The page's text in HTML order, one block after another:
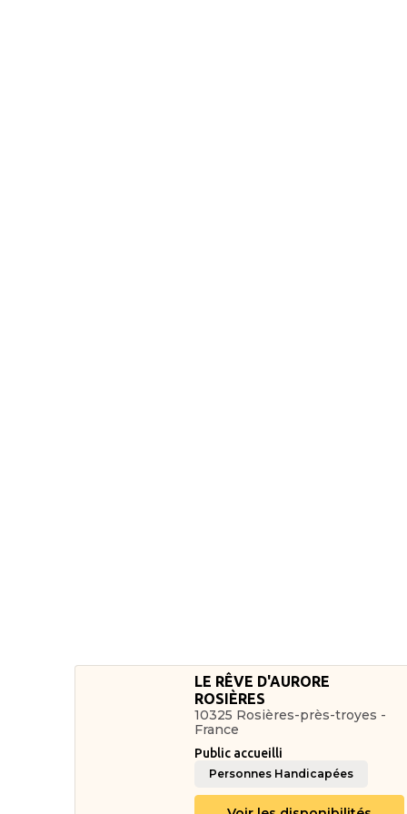
LE RÊVE D'AURORE
ROSIÈRES
10325 Rosières-près-troyes -
France
Public accueilli
Personnes Handicapées